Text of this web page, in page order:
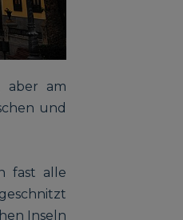
aber am
und
fast alle
Inseln